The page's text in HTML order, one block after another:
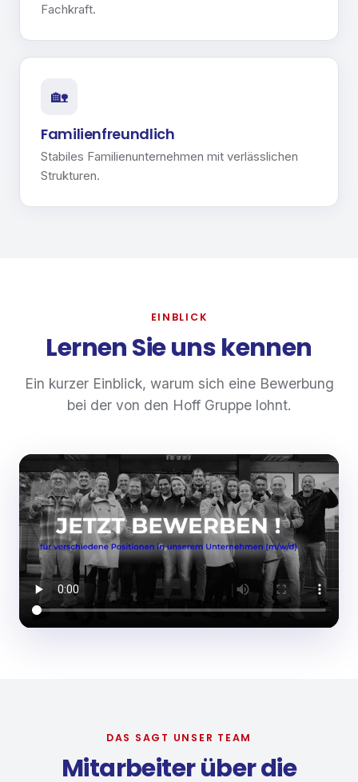
Fachkraft.
🏡
Familienfreundlich
Stabiles Familienunternehmen mit verlässlichen
Strukturen.
EINBLICK
Lernen Sie uns kennen
Ein kurzer Einblick, warum sich eine Bewerbung
bei der von den Hoff Gruppe lohnt.
DAS SAGT UNSER TEAM
Mitarbeiter über die